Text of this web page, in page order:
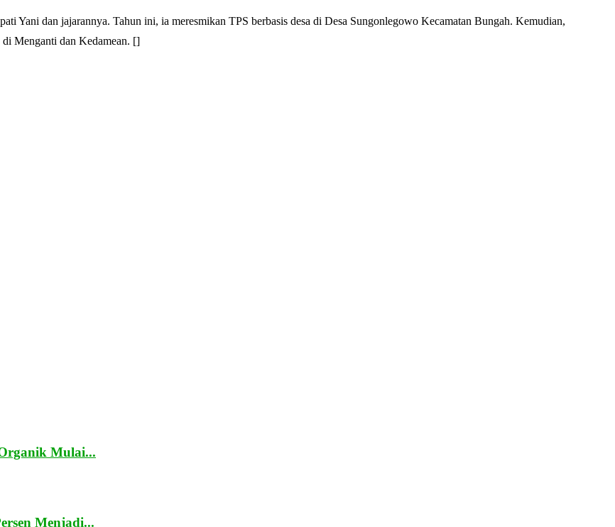
Yani dan jajarannya. Tahun ini, ia meresmikan TPS berbasis desa di Desa Sungonlegowo Kecamatan Bungah. Kemudian,
di Menganti dan Kedamean. []
Mulai...
Menjadi...